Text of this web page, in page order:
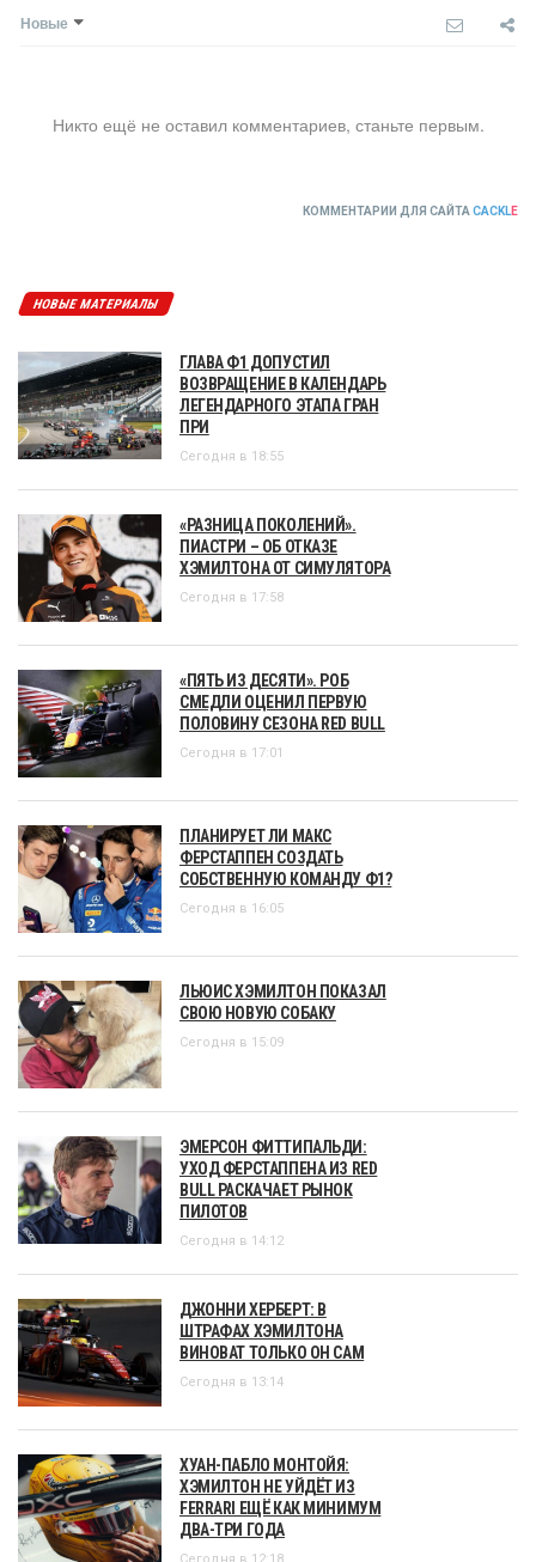
Новые
Никто ещё не оставил комментариев, станьте первым.
КОММЕНТАРИИ ДЛЯ САЙТА CACKLE
НОВЫЕ МАТЕРИАЛЫ
ГЛАВА Ф1 ДОПУСТИЛ
ВОЗВРАЩЕНИЕ В КАЛЕНДАРЬ
ЛЕГЕНДАРНОГО ЭТАПА ГРАН
ПРИ
Сегодня в 18:55
«РАЗНИЦА ПОКОЛЕНИЙ».
ПИАСТРИ – ОБ ОТКАЗЕ
ХЭМИЛТОНА ОТ СИМУЛЯТОРА
Сегодня в 17:58
«ПЯТЬ ИЗ ДЕСЯТИ». РОБ
СМЕДЛИ ОЦЕНИЛ ПЕРВУЮ
ПОЛОВИНУ СЕЗОНА RED BULL
Сегодня в 17:01
ПЛАНИРУЕТ ЛИ МАКС
ФЕРСТАППЕН СОЗДАТЬ
СОБСТВЕННУЮ КОМАНДУ Ф1?
Сегодня в 16:05
ЛЬЮИС ХЭМИЛТОН ПОКАЗАЛ
СВОЮ НОВУЮ СОБАКУ
Сегодня в 15:09
ЭМЕРСОН ФИТТИПАЛЬДИ:
УХОД ФЕРСТАППЕНА ИЗ RED
BULL РАСКАЧАЕТ РЫНОК
ПИЛОТОВ
Сегодня в 14:12
ДЖОННИ ХЕРБЕРТ: В
ШТРАФАХ ХЭМИЛТОНА
ВИНОВАТ ТОЛЬКО ОН САМ
Сегодня в 13:14
ХУАН-ПАБЛО МОНТОЙЯ:
ХЭМИЛТОН НЕ УЙДЁТ ИЗ
FERRARI ЕЩЁ КАК МИНИМУМ
ДВА-ТРИ ГОДА